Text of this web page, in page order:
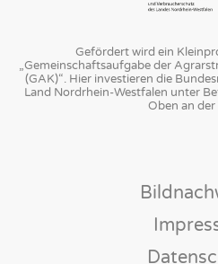
Gefördert wird ein
„Gemeinschaftsaufgabe der
(GAK)“. Hier investieren die
Land Nordrhein-Westfalen unter
Oben an der